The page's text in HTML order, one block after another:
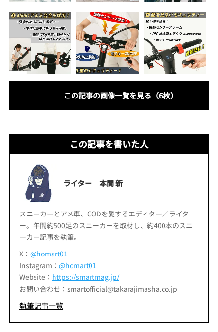
この記事の画像一覧を見る（6枚）
この記事を書いた人
ライター 本間 新
スニーカーとアメ車、CODを愛するエディター／ライタ
ー。年間約500足のスニーカーを取材し、約400本のスニ
ーカー記事を執筆。
X： @homart01
Instagram： @homart01
Website： https://smartmag.jp/
お問い合わせ：smartofficial@takarajimasha.co.jp
執筆記事一覧